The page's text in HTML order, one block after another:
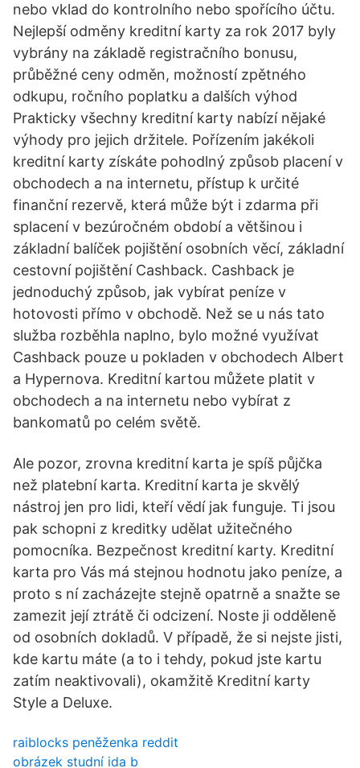
nebo vklad do kontrolního nebo spořícího účtu.
Nejlepší odměny kreditní karty za rok 2017 byly
vybrány na základě registračního bonusu,
průběžné ceny odměn, možností zpětného
odkupu, ročního poplatku a dalších výhod
Prakticky všechny kreditní karty nabízí nějaké
výhody pro jejich držitele. Pořízením jakékoli
kreditní karty získáte pohodlný způsob placení v
obchodech a na internetu, přístup k určité
finanční rezervě, která může být i zdarma při
splacení v bezúročném období a většinou i
základní balíček pojištění osobních věcí, základní
cestovní pojištění Cashback. Cashback je
jednoduchý způsob, jak vybírat peníze v
hotovosti přímo v obchodě. Než se u nás tato
služba rozběhla naplno, bylo možné využívat
Cashback pouze u pokladen v obchodech Albert
a Hypernova. Kreditní kartou můžete platit v
obchodech a na internetu nebo vybírat z
bankomatů po celém světě.
Ale pozor, zrovna kreditní karta je spíš půjčka
než platební karta. Kreditní karta je skvělý
nástroj jen pro lidi, kteří vědí jak funguje. Ti jsou
pak schopni z kreditky udělat užitečného
pomocníka. Bezpečnost kreditní karty. Kreditní
karta pro Vás má stejnou hodnotu jako peníze, a
proto s ní zacházejte stejně opatrně a snažte se
zamezit její ztrátě či odcizení. Noste ji odděleně
od osobních dokladů. V případě, že si nejste jisti,
kde kartu máte (a to i tehdy, pokud jste kartu
zatím neaktivovali), okamžitě Kreditní karty
Style a Deluxe.
raiblocks peněženka reddit
obrázek studní ida b